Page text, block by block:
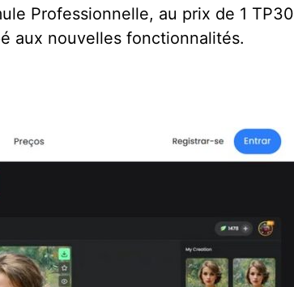
Professionnelle, au prix de 1
aux nouvelles fonctionnalités.